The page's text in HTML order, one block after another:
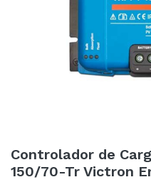
Controlador de
150/70-Tr Victron